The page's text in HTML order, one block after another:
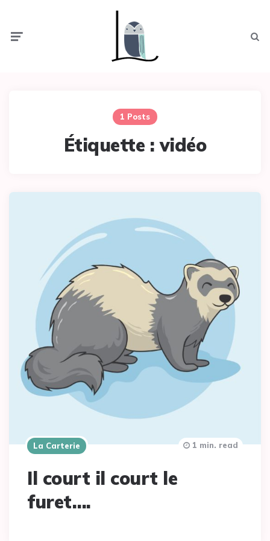
1 Posts
Étiquette :vidéo
La Carterie
Il court il court le
furet….
1 min. read